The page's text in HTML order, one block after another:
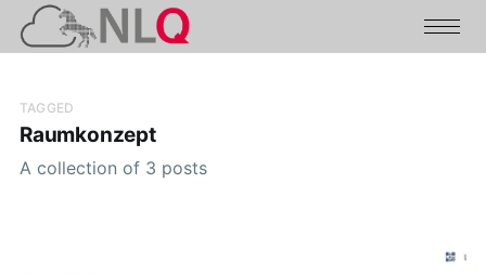
TAGGED
Raumkonzept
A collection of 3 posts